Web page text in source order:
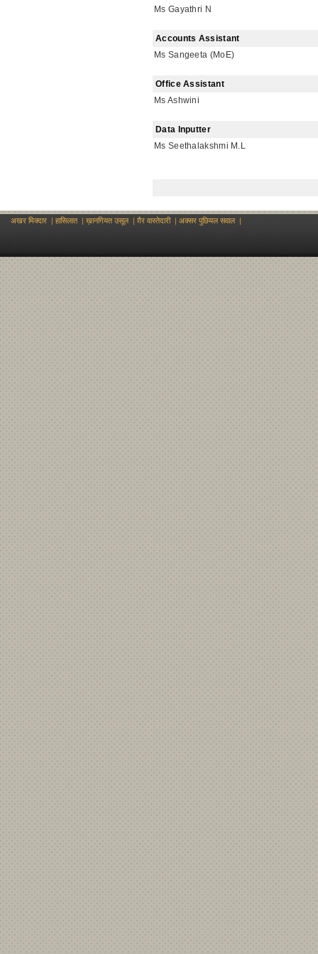
Ms Gayathri N
Accounts Assistant
Ms Sangeeta (MoE)
Office Assistant
Ms Ashwini
Data Inputter
Ms Seethalakshmi M.L
अखर मिक्दार | हासिलात| ख़ानगियत उसूल| ग़ैर वास्तेदारी| अक्सर पुछियल सवाल|